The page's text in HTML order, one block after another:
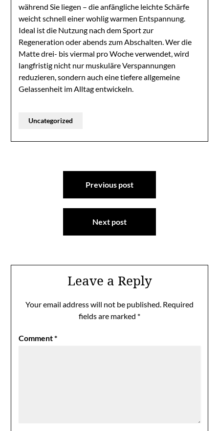
während Sie liegen – die anfängliche leichte Schärfe
weicht schnell einer wohlig warmen Entspannung.
Ideal ist die Nutzung nach dem Sport zur
Regeneration oder abends zum Abschalten. Wer die
Matte drei- bis viermal pro Woche verwendet, wird
langfristig nicht nur muskuläre Verspannungen
reduzieren, sondern auch eine tiefere allgemeine
Gelassenheit im Alltag entwickeln.
Uncategorized
Previous post
Next post
Leave a Reply
Your email address will not be published. Required
fields are marked *
Comment*